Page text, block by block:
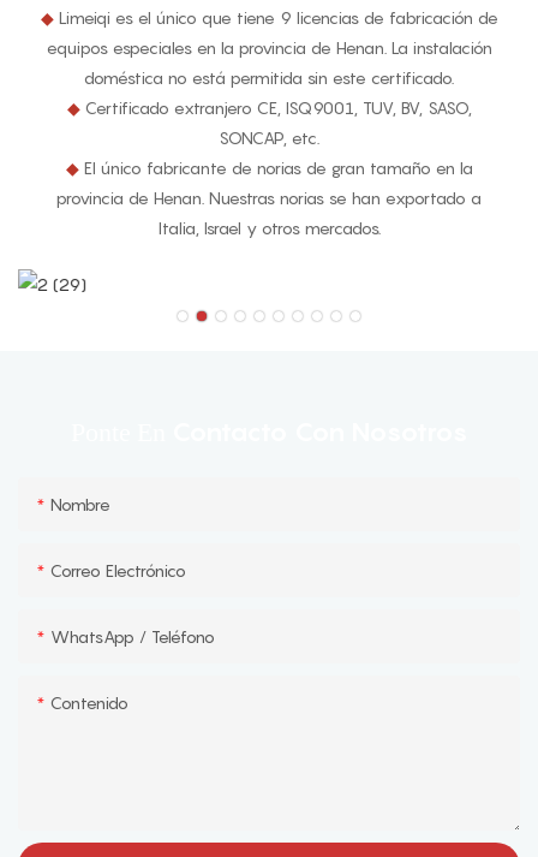
◆Limeiqi es el único que tiene 9 licencias de fabricación de
equipos especiales en la provincia de Henan. La instalación
doméstica no está permitida sin este certificado.
◆Certificado extranjero CE, ISQ9001, TUV, BV, SASO,
SONCAP, etc.
◆El único fabricante de norias de gran tamaño en la
provincia de Henan. Nuestras norias se han exportado a
Italia, Israel y otros mercados.
Nombre
Correo Electrónico
WhatsApp / Teléfono
Contenido